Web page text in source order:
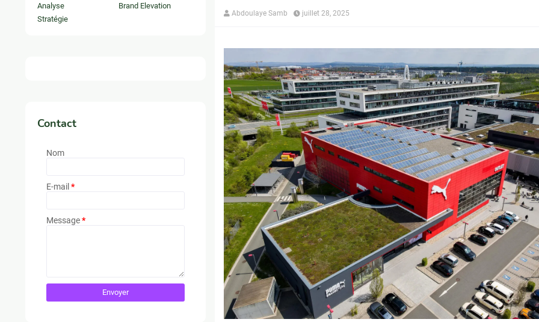
Analyse
Brand Elevation
Stratégie
Contact
Nom
E-mail *
Message*
Abdoulaye Samb juillet 28, 2025